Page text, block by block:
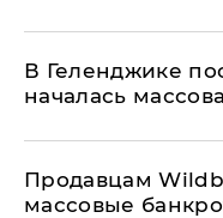
В Геленджике
началась
Продавцам
массовые